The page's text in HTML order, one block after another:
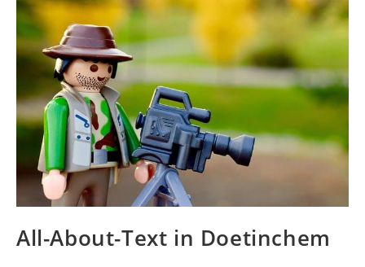
All-About-Text in Doetinchem